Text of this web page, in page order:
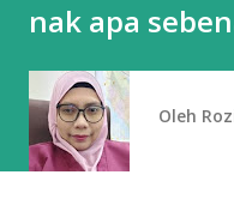
nak apa
Oleh